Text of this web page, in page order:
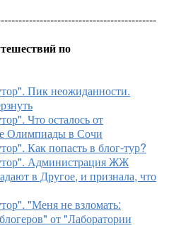
по
Пик неожиданности.
Что осталось от
Олимпиады в Сочи
Как попасть в блог-тур?
Администрация ЖЖ
в Другое, и признала, что
"Меня не взломать:
от "Лаборатории